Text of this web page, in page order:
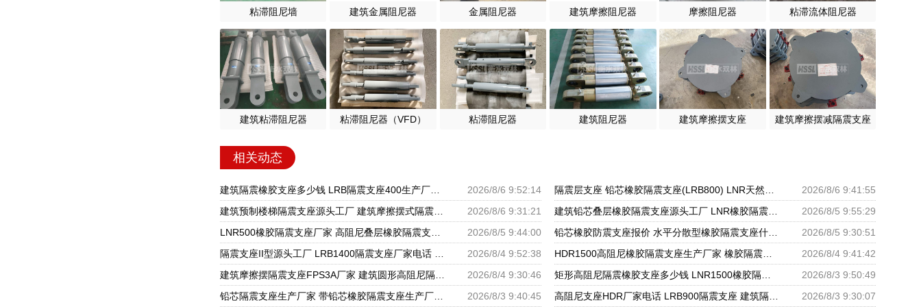
粘滞阻尼墙 建筑金属阻尼器 金属阻尼器 建筑摩擦阻尼器 摩擦阻尼器 粘滞流体阻尼器
建筑粘滞阻尼器 粘滞阻尼器（VFD） 粘滞阻尼器 建筑阻尼器 建筑摩擦摆支座 建筑摩擦摆减隔震支座
相关动态
建筑隔震橡胶支座多少钱 LRB隔震支座400生产厂家 建筑组合隔震支座生产厂家 2026/8/6 9:52:14
2026/8/6 9:41:55
建筑预制楼梯隔震支座源头工厂 建筑摩擦摆式隔震支座源头工厂 隔震高阻尼橡胶支座生产厂家
2026/8/6 9:31:21
2026/8/5 9:55:29
2026/8/5 9:44:00
2026/8/5 9:30:51
2026/8/4 9:52:38
2026/8/4 9:41:42
建筑摩擦摆隔震支座FPS3A厂家 建筑圆形高阻尼隔震支座厂家 LNR500天然橡胶隔震支座多少钱
2026/8/4 9:30:46
2026/8/3 9:50:49
铅芯隔震支座生产厂家 带铅芯橡胶隔震支座生产厂家 LNR600天然橡胶隔震支座什么价格
2026/8/3 9:40:45 2026/8/3 9:30:07